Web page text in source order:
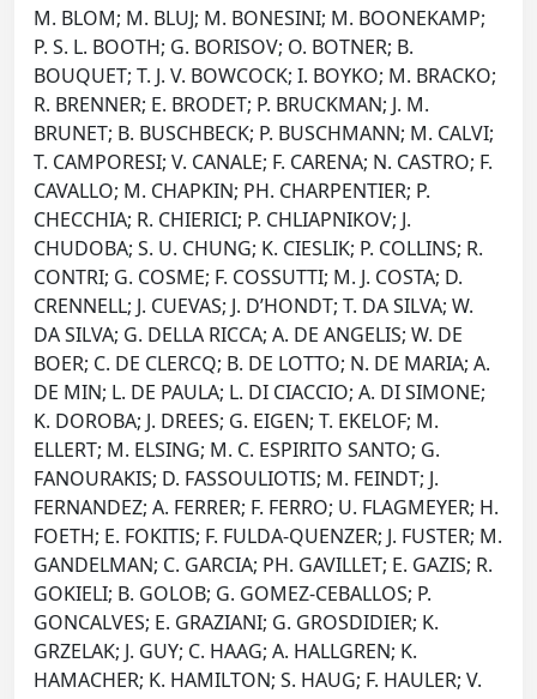
M. BLOM; M. BLUJ; M. BONESINI; M. BOONEKAMP;
P. S. L. BOOTH; G. BORISOV; O. BOTNER; B.
BOUQUET; T. J. V. BOWCOCK; I. BOYKO; M. BRACKO;
R. BRENNER; E. BRODET; P. BRUCKMAN; J. M.
BRUNET; B. BUSCHBECK; P. BUSCHMANN; M. CALVI;
T. CAMPORESI; V. CANALE; F. CARENA; N. CASTRO; F.
CAVALLO; M. CHAPKIN; PH. CHARPENTIER; P.
CHECCHIA; R. CHIERICI; P. CHLIAPNIKOV; J.
CHUDOBA; S. U. CHUNG; K. CIESLIK; P. COLLINS; R.
CONTRI; G. COSME; F. COSSUTTI; M. J. COSTA; D.
CRENNELL; J. CUEVAS; J. D’HONDT; T. DA SILVA; W.
DA SILVA; G. DELLA RICCA; A. DE ANGELIS; W. DE
BOER; C. DE CLERCQ; B. DE LOTTO; N. DE MARIA; A.
DE MIN; L. DE PAULA; L. DI CIACCIO; A. DI SIMONE;
K. DOROBA; J. DREES; G. EIGEN; T. EKELOF; M.
ELLERT; M. ELSING; M. C. ESPIRITO SANTO; G.
FANOURAKIS; D. FASSOULIOTIS; M. FEINDT; J.
FERNANDEZ; A. FERRER; F. FERRO; U. FLAGMEYER; H.
FOETH; E. FOKITIS; F. FULDA-QUENZER; J. FUSTER; M.
GANDELMAN; C. GARCIA; PH. GAVILLET; E. GAZIS; R.
GOKIELI; B. GOLOB; G. GOMEZ-CEBALLOS; P.
GONCALVES; E. GRAZIANI; G. GROSDIDIER; K.
GRZELAK; J. GUY; C. HAAG; A. HALLGREN; K.
HAMACHER; K. HAMILTON; S. HAUG; F. HAULER; V.